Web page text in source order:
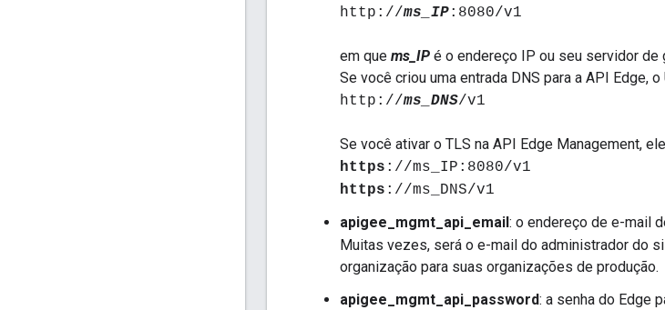
http://ms_IP:8080/v1
em que ms_IP é o endereço IP ou seu servidor de
Se você criou uma entrada DNS para a API Edge,
http://ms_DNS/v1
Se você ativar o TLS na API Edge Management,
https ://ms_IP:8080/v1
https ://ms_DNS/v1
apigee_mgmt_api_email: o endereço de e-mail
Muitas vezes, será o e-mail do administrador do
organização para suas organizações de produção.
apigee_mgmt_api_password: a senha do Edge